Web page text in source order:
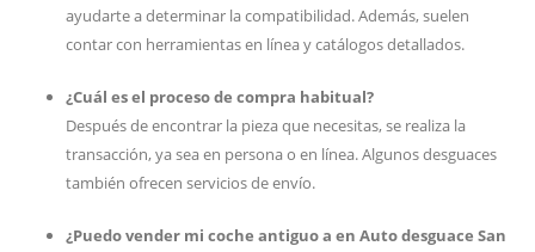
ayudarte a determinar la compatibilidad. Además, suelen
contar con herramientas en línea y catálogos detallados.
¿Cuál es el proceso de compra habitual?
Después de encontrar la pieza que necesitas, se realiza la
transacción, ya sea en persona o en línea. Algunos desguaces
también ofrecen servicios de envío.
¿Puedo vender mi coche antiguo a en Auto desguace San